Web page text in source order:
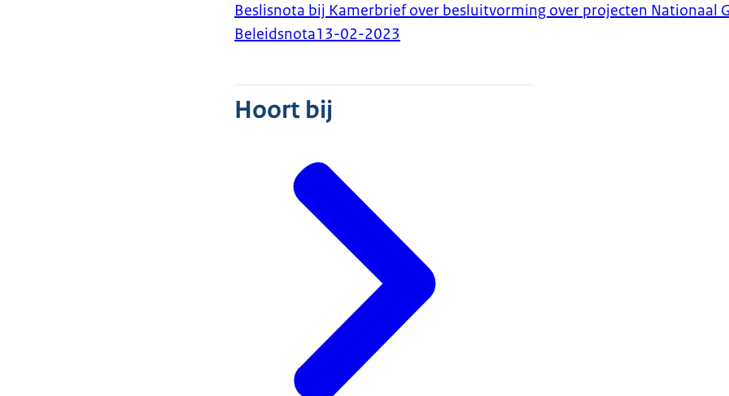
Beslisnota bij Kamerbrief over besluitvorming over projecten Nationaal
Beleidsnota13-02-2023
Hoort bij